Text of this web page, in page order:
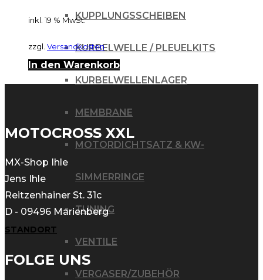
KUPPLUNGSSCHEIBEN
KURBELWELLE / PLEUELKITS
KURBELWELLENLAGER
MEMBRANE
MOTORDICHTSATZ & KW-
SIMMERRINGE
TUNING
VENTILE
VERGASER/ZUBEHÖR
inkl. 19 % MwSt.
zzgl. Versandkosten
In den Warenkorb
MOTOCROSS XXL
MX-Shop Ihle
Jens Ihle
Reitzenhainer St. 31c
D - 09496 Marienberg
STANDORT
FOLGE UNS